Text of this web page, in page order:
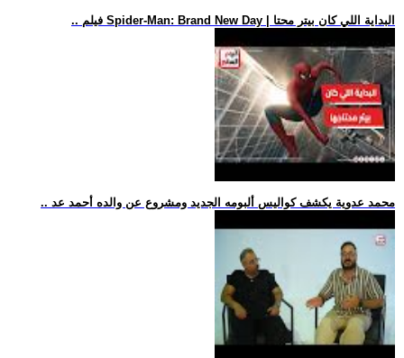
.. فيلم Spider-Man: Brand New Day | البداية اللي كان بيتر محتا
.. محمد عدوية يكشف كواليس ألبومه الجديد ومشروع عن والده أحمد عد